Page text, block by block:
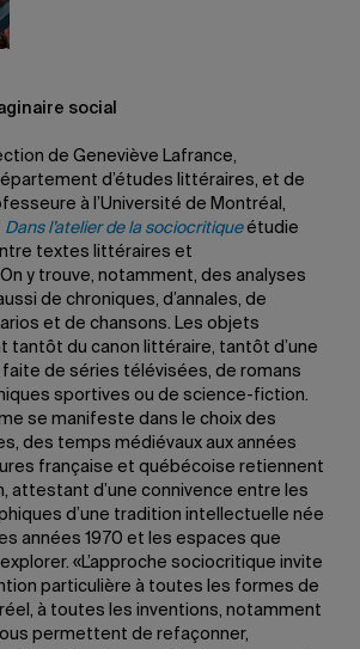
social
de Geneviève Lafrance,
d’études littéraires, et de
à l’Université de Montréal,
Dans l’atelier de la sociocritiqueétudie
textes littéraires et
y trouve, notamment, des analyses
de chroniques, d’annales, de
et de chansons. Les objets
tantôt du canon littéraire, tantôt d’une
de séries télévisées, de romans
sportives ou de science-fiction.
se manifeste dans le choix des
des temps médiévaux aux années
française et québécoise retiennent
attestant d’une connivence entre les
d’une tradition intellectuelle née
années 1970 et les espaces que
«L’approche sociocritique invite
particulière à toutes les formes de
à toutes les inventions, notamment
permettent de refaçonner,